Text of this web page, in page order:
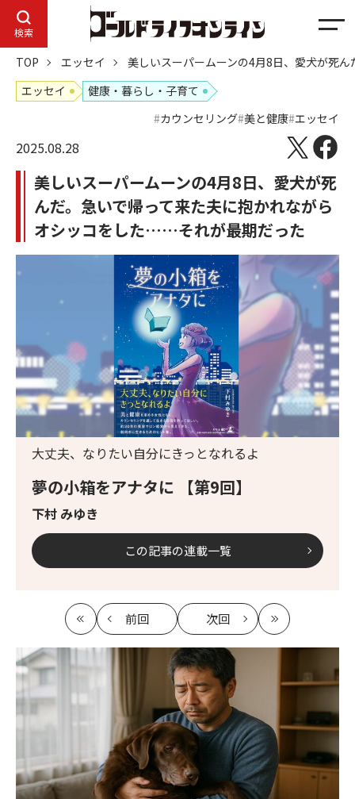
検索
メ
ニ
ュ
TOP エッセイ
美しいスーパームーンの4月8日、愛犬が死
エッセイ
健康・暮らし・子育て
カウンセリング 美と健康 エッセイ
2025.08.28
美しいスーパームーンの4月8日、愛犬が死
んだ。急いで帰って来た夫に抱かれながら
オシッコをした……それが最期だった
夢の小箱をアナタに 【第9回】
下村 みゆき
大丈夫、なりたい自分にきっとなれるよ
この記事の連載一覧
最
初
前回
記
次回
記
事
へ
最
新